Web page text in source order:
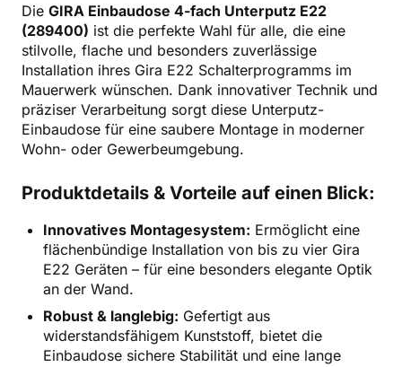
Die GIRA Einbaudose 4-fach Unterputz E22
(289400) ist die perfekte Wahl für alle, die eine
stilvolle, flache und besonders zuverlässige
Installation ihres Gira E22 Schalterprogramms im
Mauerwerk wünschen. Dank innovativer Technik und
präziser Verarbeitung sorgt diese Unterputz-
Einbaudose für eine saubere Montage in moderner
Wohn- oder Gewerbeumgebung.
Produktdetails & Vorteile auf einen Blick:
Innovatives Montagesystem: Ermöglicht eine
flächenbündige Installation von bis zu vier Gira
E22 Geräten – für eine besonders elegante Optik
an der Wand.
Robust & langlebig: Gefertigt aus
widerstandsfähigem Kunststoff, bietet die
Einbaudose sichere Stabilität und eine lange